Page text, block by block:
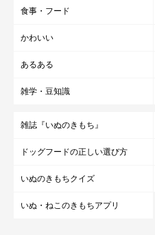
ます。
取材・文／雨宮カイ
食事・フード
かわいい
あるある
雑学・豆知識
雑誌『いぬのきもち』
ドッグフードの正しい選び方
いぬのきもちクイズ
いぬ・ねこのきもちアプリ